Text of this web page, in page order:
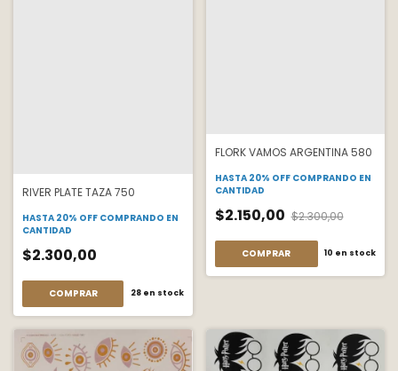
RIVER PLATE TAZA 750
HASTA 20% OFF COMPRANDO EN
CANTIDAD
$2.300,00
COMPRAR 28en stock
FLORK VAMOS ARGENTINA 580
HASTA 20% OFF COMPRANDO EN
CANTIDAD
$2.150,00 $2.300,00
COMPRAR 10 en stock